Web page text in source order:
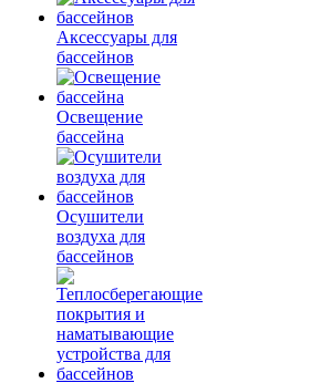
Аксессуары для
бассейнов
Освещение
бассейна
Осушители
воздуха для
бассейнов